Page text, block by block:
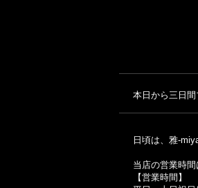
本日から三日
日頃は、雅-
当店の営業時間
【営業時間】